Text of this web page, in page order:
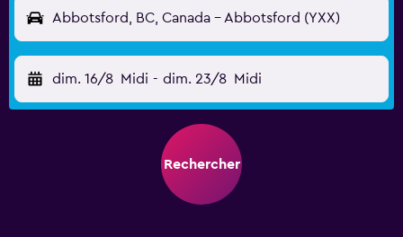
Abbotsford, BC, Canada - Abbotsford (YXX)
dim. 16/8 Midi - dim. 23/8 Midi
Rechercher